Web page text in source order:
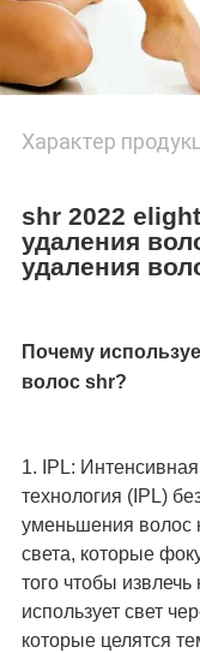
Характер
shr 2022
удаления
удаления
Почему
волос shr?
1. IPL:
технология (IPL)
уменьшения волос
света, которые
того чтобы
использует свет
которые целятся